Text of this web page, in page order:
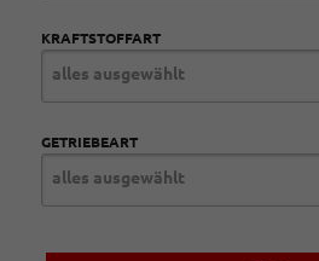
KRAFTSTOFFART
alles ausgewählt
GETRIEBEART
alles ausgewählt